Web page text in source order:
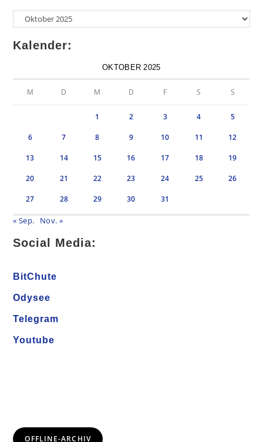
Archiv
Kalender:
OKTOBER 2025
M D M D F S S
1 2 3 4 5
6 7 8 9 10 11 12
13 14 15 16 17 18 19
20 21 22 23 24 25 26
27 28 29 30 31
« Sep. Nov. »
Social Media:
BitChute
Odysee
Telegram
Youtube
OFFLINE-ARCHIV